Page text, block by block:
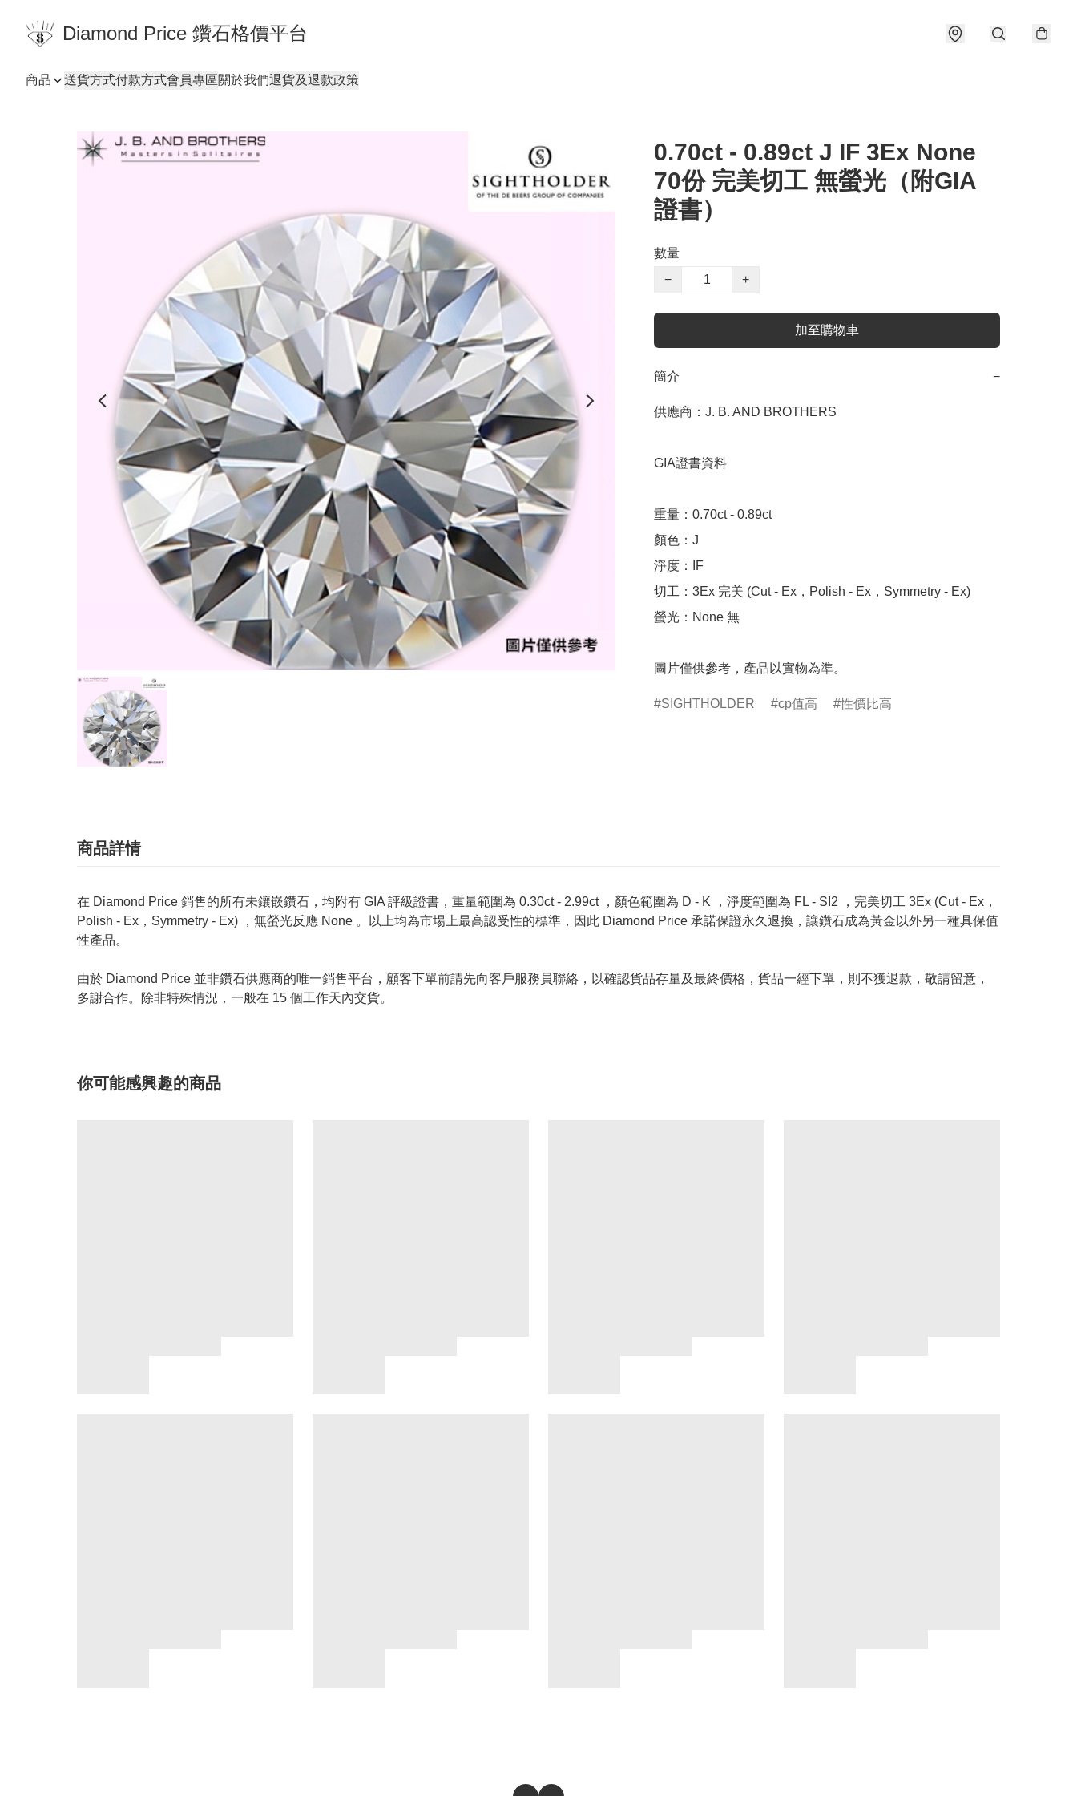
Diamond Price 鑽石格價平台
商品 送貨方式付款方式會員專區關於我們退貨及退款政策
0.70ct - 0.89ct J IF 3Ex None
70份 完美切工 無螢光（附GIA
證書）
數量
−
+
加至購物車
簡介 −
供應商：J. B. AND BROTHERS
GIA證書資料
重量：0.70ct - 0.89ct
顏色：J
淨度：IF
切工：3Ex 完美 (Cut - Ex，Polish - Ex，Symmetry - Ex)
螢光：None 無
圖片僅供參考，產品以實物為準。
SIGHTHOLDER cp值高 性價比高
商品詳情
在 Diamond Price 銷售的所有未鑲嵌鑽石，均附有 GIA 評級證書，重量範圍為 0.30ct - 2.99ct ，顏色範圍為 D - K ，淨度範圍為 FL - SI2 ，完美切工 3Ex (Cut - Ex，
Polish - Ex，Symmetry - Ex) ，無螢光反應 None 。以上均為市場上最高認受性的標準，因此 Diamond Price 承諾保證永久退換，讓鑽石成為黃金以外另一種具保值
性產品。
由於 Diamond Price 並非鑽石供應商的唯一銷售平台，顧客下單前請先向客戶服務員聯絡，以確認貨品存量及最終價格，貨品一經下單，則不獲退款，敬請留意，
多謝合作。除非特殊情況，一般在 15 個工作天內交貨。
你可能感興趣的商品